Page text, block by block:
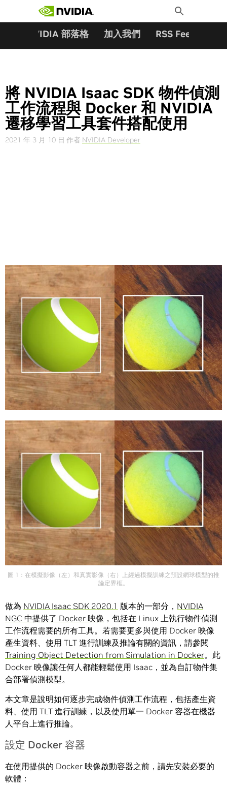
Toggle
Search
NVIDIA 部落格 加入我們 RSS Feeds
將 NVIDIA Isaac SDK 物件偵測
工作流程與 Docker 和 NVIDIA
遷移學習工具套件搭配使用
2021 年 3 月 10 日 作者 NVIDIA Developer
Share
本文章是說明如何透過NVIDIA 遷移學習工具套件（TAO
Toolkit），使用 Docker 進行物件偵測之系列的第二篇。第
一篇，請參閱
利用 NVIDIA Isaac SDK 和 NVIDIA 遷移學習
工具套件部署即時物件偵測模型。
圖 1：在模擬影像（左）和真實影像（右）上經過模擬訓練之預設網球模型的推
論定界框。
做為 NVIDIA Isaac SDK 2020.1 版本的一部分， NVIDIA
NGC 中提供了 Docker 映像 ，包括在 Linux 上執行物件偵測
工作流程需要的所有工具。若需要更多與使用 Docker 映像
產生資料、使用 TLT 進行訓練及推論有關的資訊，請參閱
Training Object Detection from Simulation in Docker。此
Docker 映像讓任何人都能輕鬆使用 Isaac，並為自訂物件集
合部署偵測模型。
本文章是說明如何逐步完成物件偵測工作流程，包括產生資
料、使用 TLT 進行訓練，以及使用單一 Docker 容器在機器
人平台上進行推論。
設定 Docker 容器
在使用提供的 Docker 映像啟動容器之前，請先安裝必要的
軟體：